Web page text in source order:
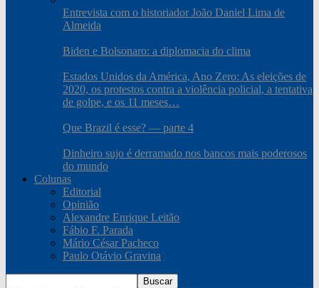
Entrevista com o historiador João Daniel Lima de
Almeida
Biden e Bolsonaro: a diplomacia do clima
Estados Unidos da América, Ano Zero: As eleições de
2020, os protestos contra a violência policial, a tentativa
de golpe, e os 11 meses…
Que Brazil é esse? — parte 4
Dinheiro sujo é derramado nos bancos mais poderosos
do mundo
Colunas
Editorial
Opinião
Alexandre Enrique Leitão
Fábio F. Parada
Mário César Pacheco
Paulo Otávio Gravina